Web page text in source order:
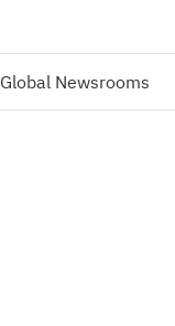
Global Newsrooms